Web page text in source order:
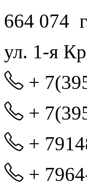
664 074
ул. 1-я
+
+
+
+